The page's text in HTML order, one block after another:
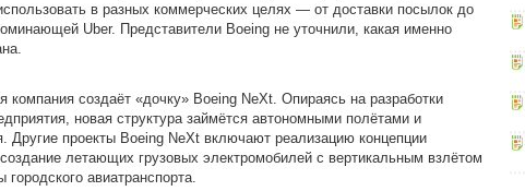
в разных коммерческих целях — от доставки посылок до
Uber. Представители Boeing не уточнили, какая именно
создаёт «дочку» Boeing NeXt. Опираясь на разработки
новая структура займётся автономными полётами и
Другие проекты Boeing NeXt включают реализацию концепции
летающих грузовых электромобилей с вертикальным взлётом
авиатранспорта.